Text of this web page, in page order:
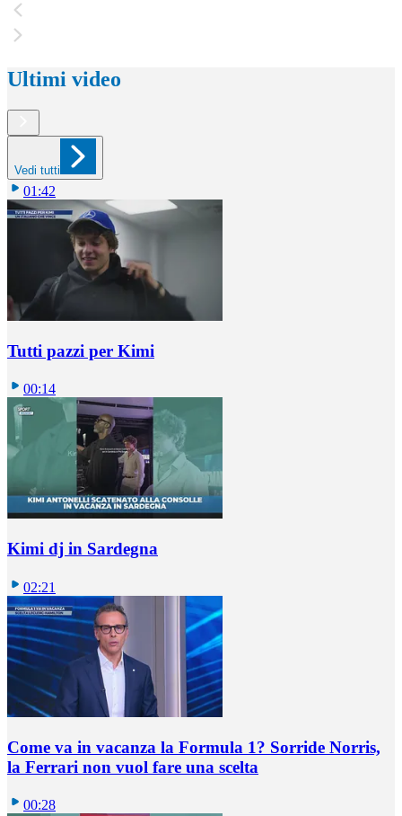
Ultimi video
Vedi tutti
01:42
Tutti pazzi per Kimi
00:14
Kimi dj in Sardegna
02:21
Come va in vacanza la Formula 1? Sorride Norris,
la Ferrari non vuol fare una scelta
00:28